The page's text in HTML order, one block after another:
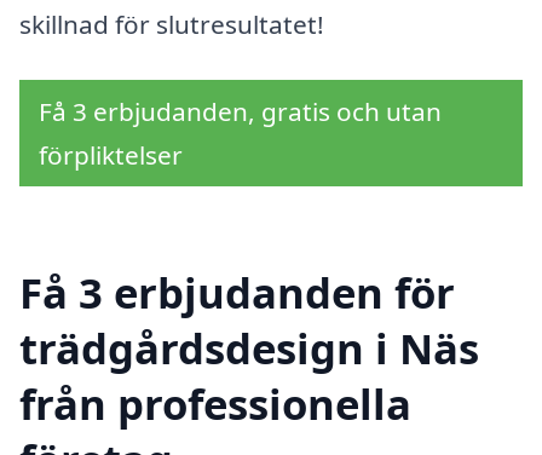
skillnad för slutresultatet!
Få 3 erbjudanden, gratis och utan
förpliktelser
Få 3 erbjudanden för
trädgårdsdesign i Näs
från professionella